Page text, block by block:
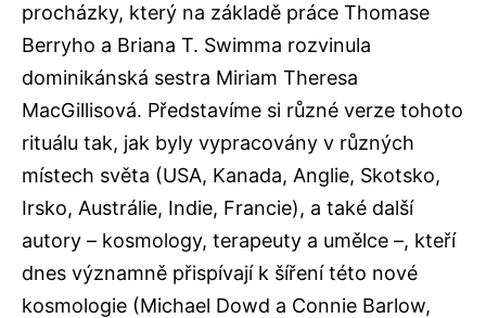
procházky, který na základě práce Thomase
Berryho a Briana T. Swimma rozvinula
dominikánská sestra Miriam Theresa
MacGillisová. Představíme si různé verze tohoto
rituálu tak, jak byly vypracovány v různých
místech světa (USA, Kanada, Anglie, Skotsko,
Irsko, Austrálie, Indie, Francie), a také další
autory – kosmology, terapeuty a umělce –, kteří
dnes významně přispívají k šíření této nové
kosmologie (Michael Dowd a Connie Barlow,